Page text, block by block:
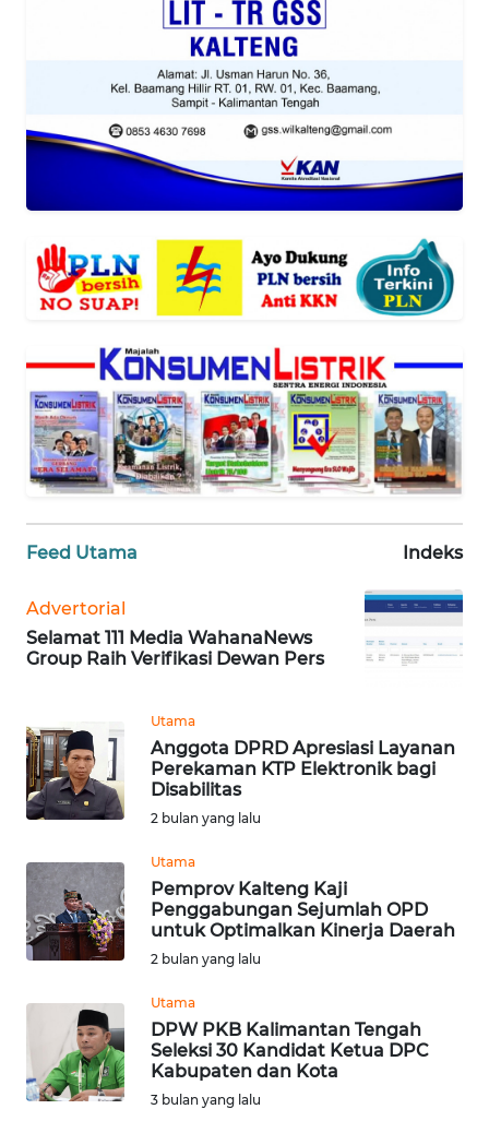
Feed Utama Indeks
Advertorial
Selamat 111 Media WahanaNews
Group Raih Verifikasi Dewan Pers
Utama
Anggota DPRD Apresiasi Layanan
Perekaman KTP Elektronik bagi
Disabilitas
2 bulan yang lalu
Utama
Pemprov Kalteng Kaji
Penggabungan Sejumlah OPD
untuk Optimalkan Kinerja Daerah
2 bulan yang lalu
Utama
DPW PKB Kalimantan Tengah
Seleksi 30 Kandidat Ketua DPC
Kabupaten dan Kota
3 bulan yang lalu
DISCLAIMER
Wahana
Regional
WN
JAKARTA
WN
JABAR
WN
BANTEN
NTT
KEPRI
WN
PAPUA
WN
PAPUA
BARAT
WN
SERAMBI